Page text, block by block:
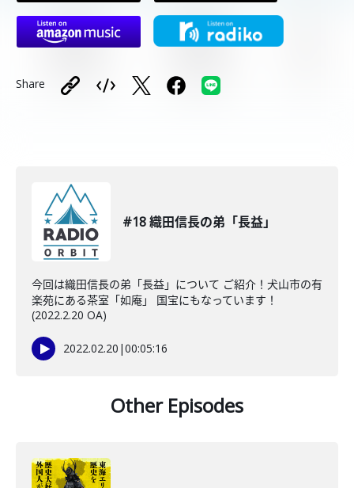
Share
#18 織田信長の弟「長益」
今回は織田信長の弟「長益」について ご紹介！犬山市の有
楽苑にある茶室「如庵」 国宝にもなっています！
(2022.2.20 OA)
2022.02.20 |00:05:16
Other Episodes